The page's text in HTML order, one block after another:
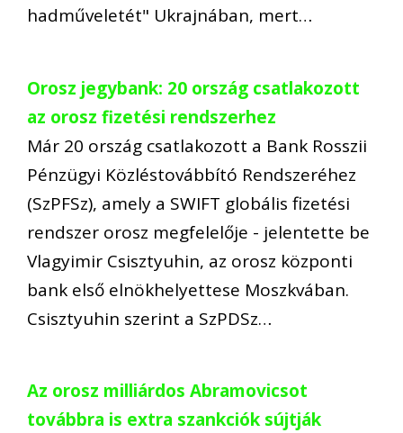
hadműveletét" Ukrajnában, mert…
Orosz jegybank: 20 ország csatlakozott
az orosz fizetési rendszerhez
Már 20 ország csatlakozott a Bank Rosszii
Pénzügyi Közléstovábbító Rendszeréhez
(SzPFSz), amely a SWIFT globális fizetési
rendszer orosz megfelelője - jelentette be
Vlagyimir Csisztyuhin, az orosz központi
bank első elnökhelyettese Moszkvában.
Csisztyuhin szerint a SzPDSz…
Az orosz milliárdos Abramovicsot
továbbra is extra szankciók sújtják